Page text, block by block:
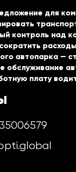
для
контроль над
автопарка —
обслуживание
плату